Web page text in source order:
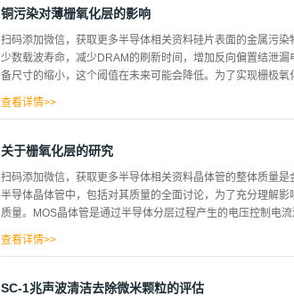
以用来以相当准确的方式检测化学浓度。而且酸和碱的解离
方法，在全自动GAMA™晶圆蚀刻和清洗系统上进行了实验
外）传感器进行的，在90ºC的一个由添加剂组成的容器中，
晶片的完整纹理化，并将研究结果与已建立的理论模型进行
设计结果；图3中的数据显示，当不采用温度补偿时，电导率
铜污染对薄栅氧化层的影响
扫码添加微信，获取更多半导体相关资料硅片表面的金属污
少数载波寿命，减少DRAM的刷新时间，增加反向偏置结泄
备尺寸的缩小，这个阈值在未来可能会降低。为了实现栅极
入铜污染的方法，以及不同的GOI指标，铜的植入、背面铜
因为用于确定击穿的阈值在8MV/cm和12MV/cm之间变化，
域来确定它们。从图中可以看出，铜浓度有一个阈值，低于
平均击穿场开始下降。一般来说，氧化物越薄，它下降得越
铜浓度，因为100种薄氧化物对产率的影响会更大，如果通过
查看详情>>
关于栅氧化层的研究
扫码添加微信，获取更多半导体相关资料晶体管的整体质量
半导体晶体管中，包括对其质量的全面讨论，为了充分理解
质量。MOS晶体管是通过半导体分层过程产生的电压控制电
将连接G的多晶硅栅极与基底材料隔离，最后将n或p型硅的
查看详情>>
SC-1兆声波清洁去除微米颗粒的评估